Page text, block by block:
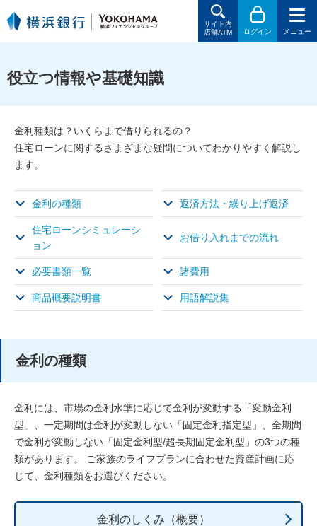
サイト内
店舗ATM
ログイン メニュー
役立つ情報や基礎知識
金利種類は？いくらまで借りられるの？
住宅ローンに関するさまざまな疑問についてわかりやすく解説し
ます。
金利の種類 返済方法・繰り上げ返済
住宅ローンシミュレーシ
ョン
お借り入れまでの流れ
必要書類一覧 諸費用
商品概要説明書 用語解説集
金利の種類
金利には、市場の金利水準に応じて金利が変動する「変動金利
型」、一定期間は金利が変動しない「固定金利指定型」、全期間
で金利が変動しない「固定金利型/超長期固定金利型」の3つの種
類があります。 ご家族のライフプランに合わせた資産計画に応
じて、金利種類をお選びください。
金利のしくみ（概要）